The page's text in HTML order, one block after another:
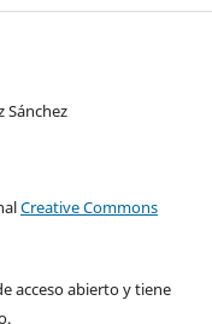
Sánchez
Creative Commons
acceso abierto y tiene